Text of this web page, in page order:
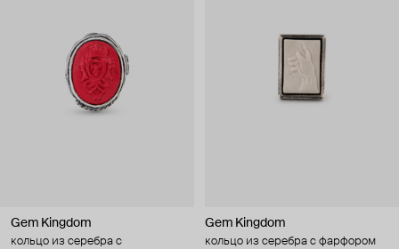
Gem Kingdom
кольцо из серебра с
Gem Kingdom
кольцо из серебра с фарфором